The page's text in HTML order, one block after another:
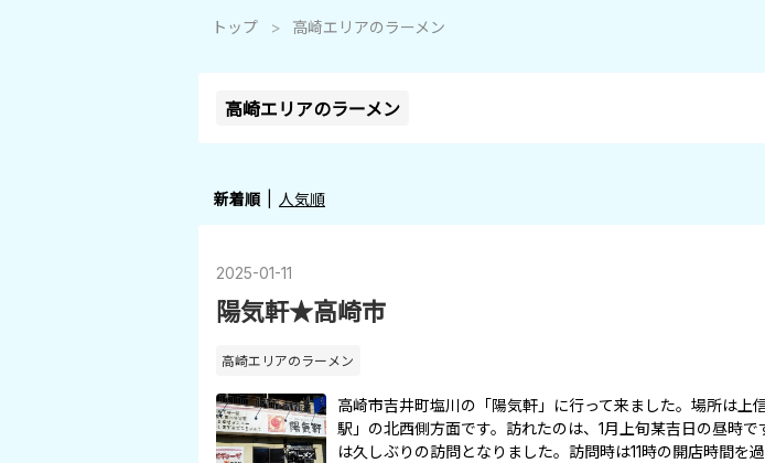
トップ > 高崎エリアのラーメン
高崎エリアのラーメン
新着順 人気順
2025-01-11
陽気軒★高崎市
高崎エリアのラーメン
高崎市吉井町塩川の「陽気軒」に行って来ました。場所は上
駅」の北西側方面です。訪れたのは、1月上旬某吉日の昼時で
は久しぶりの訪問となりました。訪問時は11時の開店時間を